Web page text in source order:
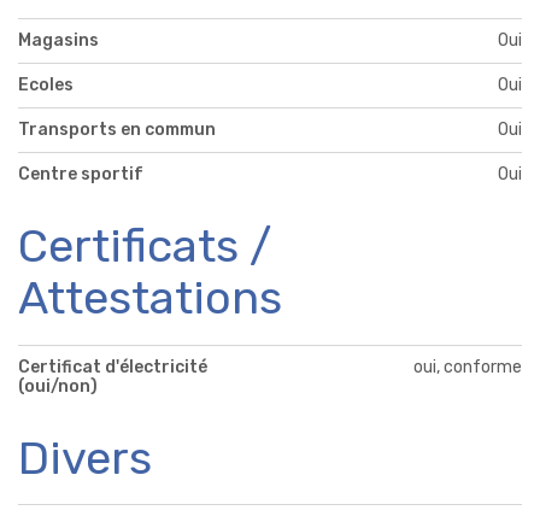
Magasins Oui
Ecoles Oui
Transports en commun Oui
Centre sportif Oui
Certificats /
Attestations
Certificat d'électricité
(oui/non)
oui, conforme
Divers